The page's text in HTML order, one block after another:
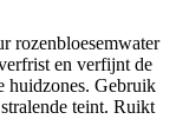
rozenbloesemwater
en verfijnt de
huidzones. Gebruik
teint. Ruikt